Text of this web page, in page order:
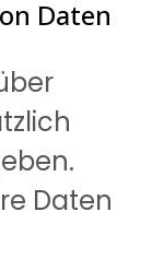
Daten
Daten